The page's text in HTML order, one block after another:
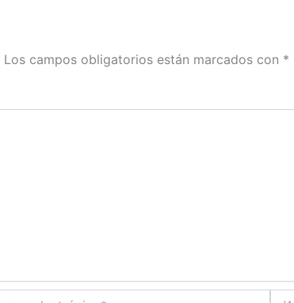
Los campos obligatorios están marcados con *